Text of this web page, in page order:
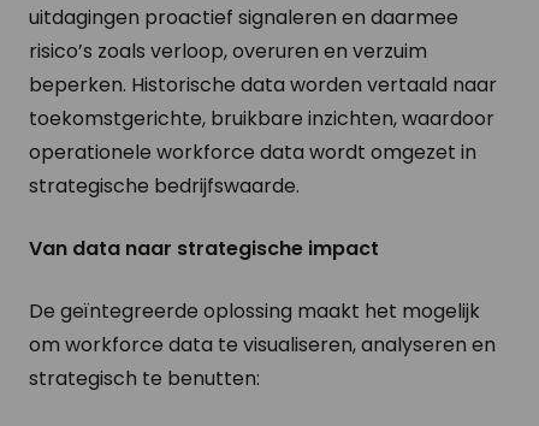
uitdagingen proactief signaleren en daarmee
risico’s zoals verloop, overuren en verzuim
beperken. Historische data worden vertaald naar
toekomstgerichte, bruikbare inzichten, waardoor
operationele workforce data wordt omgezet in
strategische bedrijfswaarde.
Van data naar strategische impact
De geïntegreerde oplossing maakt het mogelijk
om workforce data te visualiseren, analyseren en
strategisch te benutten: